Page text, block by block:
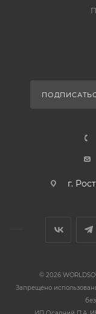
г.
© 2026
Запрещено